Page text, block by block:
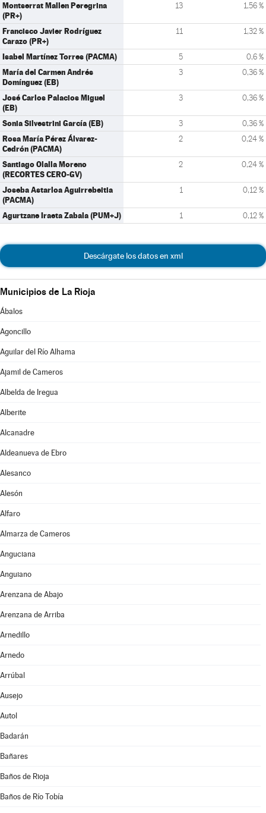
Montserrat Mallen Peregrina
(PR+)
13 1,56 %
Francisco Javier Rodríguez
Carazo (PR+)
11 1,32 %
Isabel Martínez Torres (PACMA) 5 0,6 %
María del Carmen Andrés
Domínguez (EB)
3 0,36 %
José Carlos Palacios Miguel
(EB)
3 0,36 %
Sonia Silvestrini García (EB) 3 0,36 %
Rosa María Pérez Álvarez-
Cedrón (PACMA)
2 0,24 %
Santiago Olalla Moreno
(RECORTES CERO-GV)
2 0,24 %
Joseba Astarloa Aguirrebeitia
(PACMA)
1 0,12 %
Agurtzane Iraeta Zabala (PUM+J) 1 0,12 %
Descárgate los datos en xml
Municipios de La Rioja
Ábalos
Agoncillo
Aguilar del Río Alhama
Ajamil de Cameros
Albelda de Iregua
Alberite
Alcanadre
Aldeanueva de Ebro
Alesanco
Alesón
Alfaro
Almarza de Cameros
Anguciana
Anguiano
Arenzana de Abajo
Arenzana de Arriba
Arnedillo
Arnedo
Arrúbal
Ausejo
Autol
Badarán
Bañares
Baños de Rioja
Baños de Río Tobía